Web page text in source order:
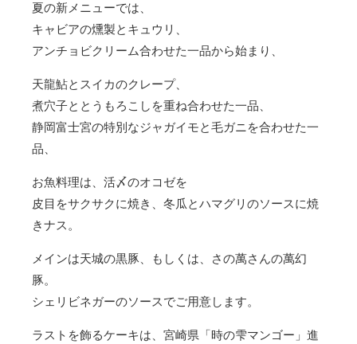
夏の新メニューでは、
キャビアの燻製とキュウリ、
アンチョビクリーム合わせた一品から始まり、
天龍鮎とスイカのクレープ、
煮穴子ととうもろこしを重ね合わせた一品、
静岡富士宮の特別なジャガイモと毛ガニを合わせた一
品、
お魚料理は、活〆のオコゼを
皮目をサクサクに焼き、冬瓜とハマグリのソースに焼
きナス。
メインは天城の黒豚、もしくは、さの萬さんの萬幻
豚。
シェリビネガーのソースでご用意します。
ラストを飾るケーキは、宮崎県「時の雫マンゴー」進